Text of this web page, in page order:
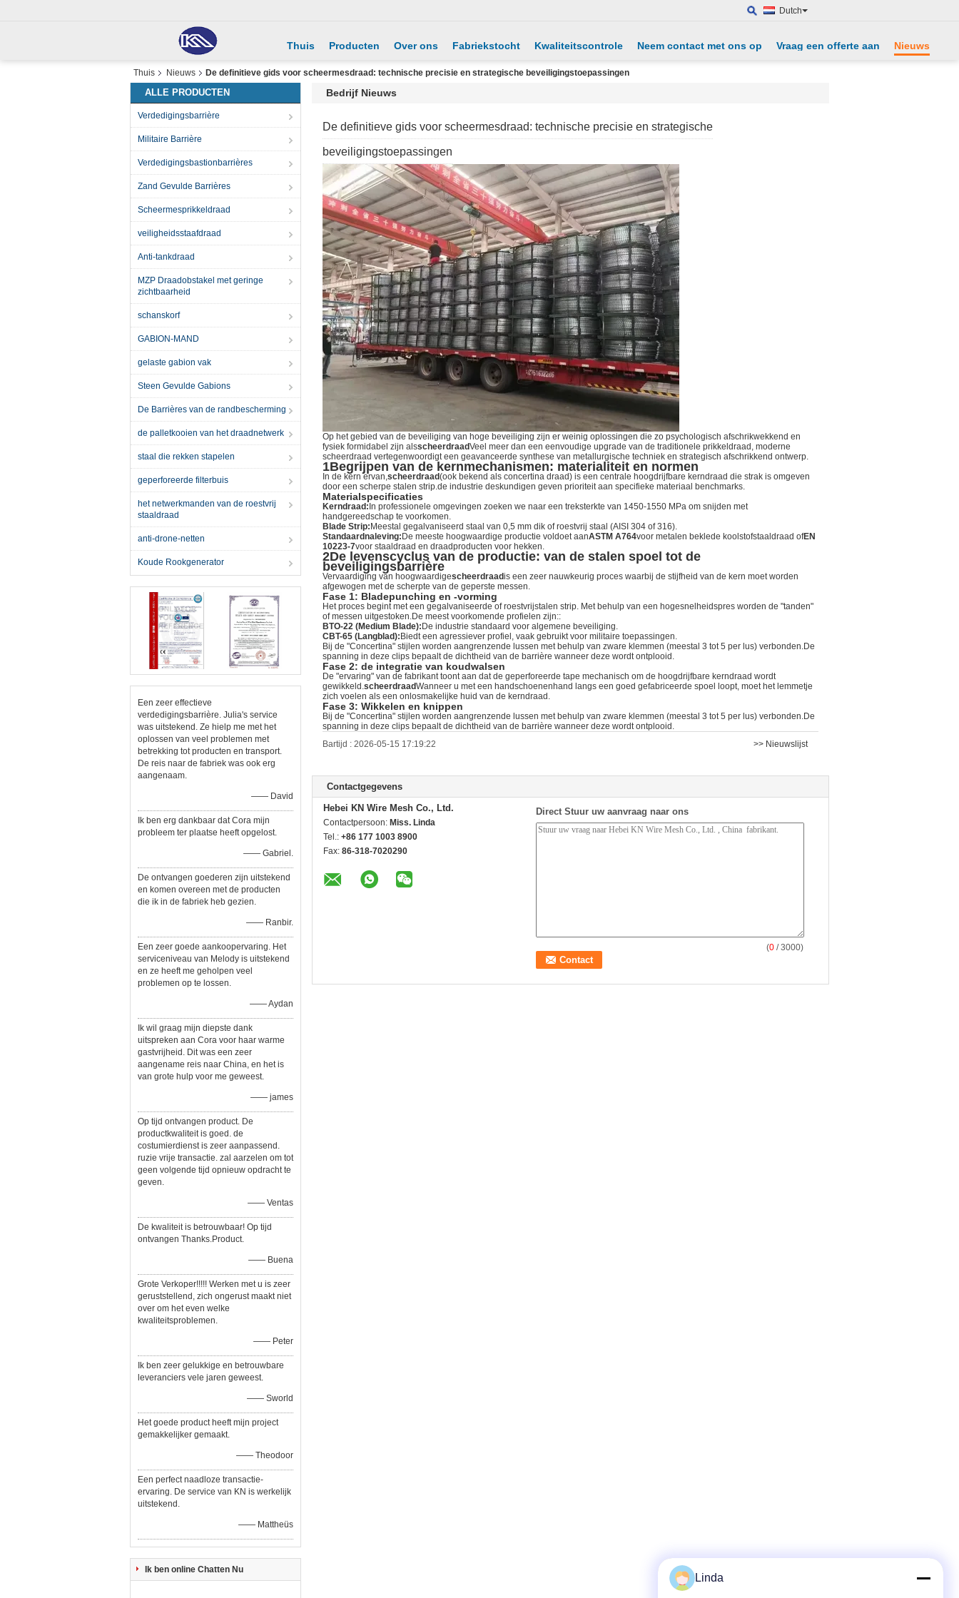
Dutch
Thuis Producten Over ons Fabriekstocht Kwaliteitscontrole Neem contact met ons op Vraag een offerte aan Nieuws
Thuis Nieuws De definitieve gids voor scheermesdraad: technische precisie en strategische beveiligingstoepassingen
ALLE PRODUCTEN
Verdedigingsbarrière
Militaire Barrière
Verdedigingsbastionbarrières
Zand Gevulde Barrières
Scheermesprikkeldraad
veiligheidsstaafdraad
Anti-tankdraad
MZP Draadobstakel met geringe
zichtbaarheid
schanskorf
GABION-MAND
gelaste gabion vak
Steen Gevulde Gabions
De Barrières van de randbescherming
de palletkooien van het draadnetwerk
staal die rekken stapelen
geperforeerde filterbuis
het netwerkmanden van de roestvrij
staaldraad
anti-drone-netten
Koude Rookgenerator
Een zeer effectieve
verdedigingsbarrière. Julia's service
was uitstekend. Ze hielp me met het
oplossen van veel problemen met
betrekking tot producten en transport.
De reis naar de fabriek was ook erg
aangenaam.
—— David
Ik ben erg dankbaar dat Cora mijn
probleem ter plaatse heeft opgelost.
—— Gabriel.
De ontvangen goederen zijn uitstekend
en komen overeen met de producten
die ik in de fabriek heb gezien.
—— Ranbir.
Een zeer goede aankoopervaring. Het
serviceniveau van Melody is uitstekend
en ze heeft me geholpen veel
problemen op te lossen.
—— Aydan
Ik wil graag mijn diepste dank
uitspreken aan Cora voor haar warme
gastvrijheid. Dit was een zeer
aangename reis naar China, en het is
van grote hulp voor me geweest.
—— james
Op tijd ontvangen product. De
productkwaliteit is goed. de
costumierdienst is zeer aanpassend.
ruzie vrije transactie. zal aarzelen om tot
geen volgende tijd opnieuw opdracht te
geven.
—— Ventas
De kwaliteit is betrouwbaar! Op tijd
ontvangen Thanks.Product.
—— Buena
Grote Verkoper!!!!! Werken met u is zeer
geruststellend, zich ongerust maakt niet
over om het even welke
kwaliteitsproblemen.
—— Peter
Ik ben zeer gelukkige en betrouwbare
leveranciers vele jaren geweest.
—— Sworld
Het goede product heeft mijn project
gemakkelijker gemaakt.
—— Theodoor
Een perfect naadloze transactie-
ervaring. De service van KN is werkelijk
uitstekend.
—— Mattheüs
Ik ben online Chatten Nu
Bedrijf Nieuws
De definitieve gids voor scheermesdraad: technische precisie en strategische
beveiligingstoepassingen
Op het gebied van de beveiliging van hoge beveiliging zijn er weinig oplossingen die zo psychologisch afschrikwekkend en
fysiek formidabel zijn alsscheerdraadVeel meer dan een eenvoudige upgrade van de traditionele prikkeldraad, moderne
scheerdraad vertegenwoordigt een geavanceerde synthese van metallurgische techniek en strategisch afschrikkend ontwerp.
1Begrijpen van de kernmechanismen: materialiteit en normen
In de kern ervan,scheerdraad(ook bekend als concertina draad) is een centrale hoogdrijfbare kerndraad die strak is omgeven
door een scherpe stalen strip.de industrie deskundigen geven prioriteit aan specifieke materiaal benchmarks.
Materialspecificaties
Kerndraad: In professionele omgevingen zoeken we naar een treksterkte van 1450-1550 MPa om snijden met
handgereedschap te voorkomen.
Blade Strip: Meestal gegalvaniseerd staal van 0,5 mm dik of roestvrij staal (AISI 304 of 316).
Standaardnaleving: De meeste hoogwaardige productie voldoet aanASTM A764voor metalen beklede koolstofstaaldraad ofEN
10223-7voor staaldraad en draadproducten voor hekken.
2De levenscyclus van de productie: van de stalen spoel tot de
beveiligingsbarrière
Vervaardiging van hoogwaardigescheerdraadis een zeer nauwkeurig proces waarbij de stijfheid van de kern moet worden
afgewogen met de scherpte van de geperste messen.
Fase 1: Bladepunching en -vorming
Het proces begint met een gegalvaniseerde of roestvrijstalen strip. Met behulp van een hogesnelheidspres worden de "tanden"
of messen uitgestoken.De meest voorkomende profielen zijn::
BTO-22 (Medium Blade): De industrie standaard voor algemene beveiliging.
CBT-65 (Langblad): Biedt een agressiever profiel, vaak gebruikt voor militaire toepassingen.
Bij de "Concertina" stijlen worden aangrenzende lussen met behulp van zware klemmen (meestal 3 tot 5 per lus) verbonden.De
spanning in deze clips bepaalt de dichtheid van de barrière wanneer deze wordt ontplooid.
Fase 2: de integratie van koudwalsen
De "ervaring" van de fabrikant toont aan dat de geperforeerde tape mechanisch om de hoogdrijfbare kerndraad wordt
gewikkeld.scheerdraadWanneer u met een handschoenenhand langs een goed gefabriceerde spoel loopt, moet het lemmetje
zich voelen als een onlosmakelijke huid van de kerndraad.
Fase 3: Wikkelen en knippen
Bij de "Concertina" stijlen worden aangrenzende lussen met behulp van zware klemmen (meestal 3 tot 5 per lus) verbonden.De
spanning in deze clips bepaalt de dichtheid van de barrière wanneer deze wordt ontplooid.
Bartijd : 2026-05-15 17:19:22
>> Nieuwslijst
Contactgegevens
Hebei KN Wire Mesh Co., Ltd.
Contactpersoon: Miss. Linda
Tel.: +86 177 1003 8900
Fax: 86-318-7020290
Direct Stuur uw aanvraag naar ons
(0 / 3000)
Linda